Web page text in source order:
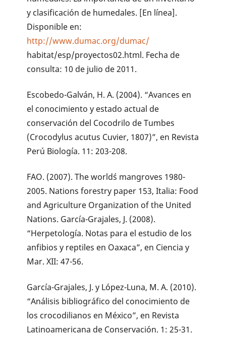
y clasificación de humedales. [En línea].
Disponible en:
http://www.dumac.org/dumac/
habitat/esp/proyectos02.html. Fecha de
consulta: 10 de julio de 2011.
Escobedo-Galván, H. A. (2004). “Avances en
el conocimiento y estado actual de
conservación del Cocodrilo de Tumbes
(Crocodylus acutus Cuvier, 1807)”, en Revista
Perú Biología. 11: 203-208.
FAO. (2007). The world´s mangroves 1980-
2005. Nations forestry paper 153, Italia: Food
and Agriculture Organization of the United
Nations. García-Grajales, J. (2008).
“Herpetología. Notas para el estudio de los
anfibios y reptiles en Oaxaca”, en Ciencia y
Mar. XII: 47-56.
García-Grajales, J. y López-Luna, M. A. (2010).
“Análisis bibliográfico del conocimiento de
los crocodilianos en México”, en Revista
Latinoamericana de Conservación. 1: 25-31.